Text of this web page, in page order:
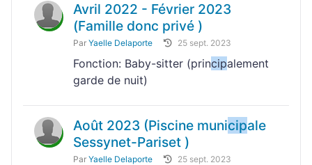
Avril 2022 - Février 2023
(Famille donc privé )
Par Yaelle Delaporte 25 sept. 2023
Fonction: Baby-sitter (principalement
garde de nuit)
Août 2023 (Piscine municipale
Sessynet-Pariset )
Par Yaelle Delaporte 25 sept. 2023